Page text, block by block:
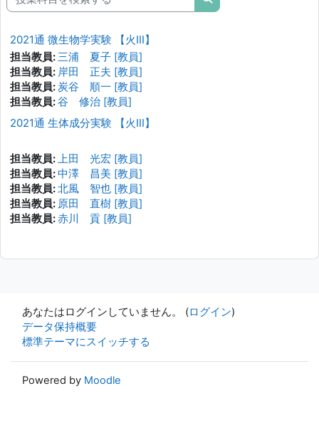
授業科目を検索する
2021通 微生物学実験 【火III】
担当教員:三浦 夏子 [教員]
担当教員: 岸田 正夫 [教員]
担当教員:炭谷 順一 [教員]
担当教員:谷 修治 [教員]
2021通 生体成分実験 【火III】
担当教員:上田 光宏 [教員]
担当教員:中澤 昌美 [教員]
担当教員:北風 智也 [教員]
担当教員: 原田 直樹 [教員]
担当教員:赤川 貢 [教員]
あなたはログインしていません。 (ログイン)
データ保持概要
標準テーマにスイッチする
Powered by Moodle